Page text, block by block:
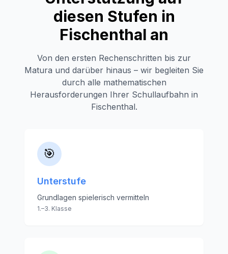
diesen Stufen in
Fischenthal an
Von den ersten Rechenschritten bis zur
Matura und darüber hinaus – wir begleiten Sie
durch alle mathematischen
Herausforderungen Ihrer Schullaufbahn in
Fischenthal.
🎯
Unterstufe
Grundlagen spielerisch vermitteln
1.–3. Klasse